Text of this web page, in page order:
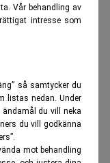
Vår behandling av
intresse som
så samtycker du
listas nedan. Under
ändamål du vill neka
du vill godkänna
mot behandling
och möjligheter.
naturligt att
att han gjorde